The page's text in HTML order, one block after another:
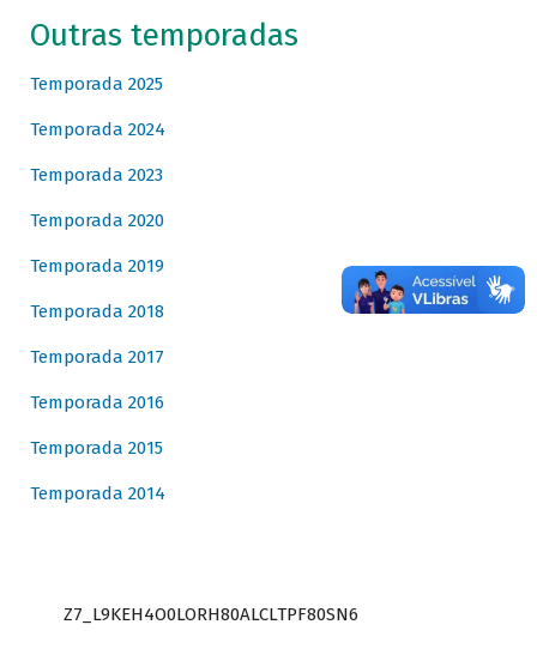
Outras temporadas
Temporada 2025
Temporada 2024
Temporada 2023
Temporada 2020
Temporada 2019
Temporada 2018
Temporada 2017
Temporada 2016
Temporada 2015
Temporada 2014
Z7_L9KEH4O0LORH80ALCLTPF80SN6